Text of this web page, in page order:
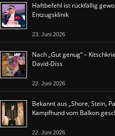
Haftbefehl ist rückfällig
Entzugsklinik
23. Juni 2026
Nach „Gut genug“ –
David-Diss
22. Juni 2026
Bekannt aus „Shore, Stein,
Kampfhund vom Balkon
22. Juni 2026